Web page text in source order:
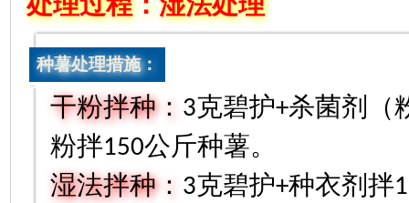
种薯处理措施：
干粉拌种： 3克碧护+杀菌剂（
粉拌150公斤种薯。
湿法拌种： 3克碧护+种衣剂拌